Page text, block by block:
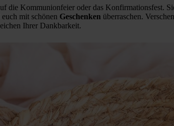
die Kommunionfeier oder das Konfirmationsfest.
mit schönen Geschenken überraschen.
Ihrer Dankbarkeit.